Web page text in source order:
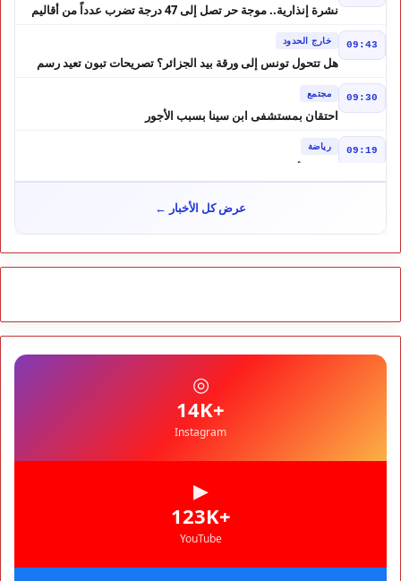
نشرة إنذارية.. موجة حر تصل إلى 47 درجة تضرب عدداً من أقاليم
09:43 خارج الحدود
هل تتحول تونس إلى ورقة بيد الجزائر؟ تصريحات تبون تعيد رسم
09:30 مجتمع
احتقان بمستشفى ابن سينا بسبب الأجور
09:19 رياضة
لبؤات الأطلس إلى ربع النهائي في الصدارة
كيف تحولت إشاعة إلى موجة هجرة ؟ حكم المحكمة العليا الإسبانية
أشعل أزمة سبتة
10:46 مجتمع
طقس الاثنين بالمغرب.. أجواء حارة بعدد من المناطق ورعود مرتقبة
مجتمع
زيادة مفاجئة في أسعار المحروقات بالمغرب.. درهم إضافي للغازوال
والبنزين ابتداءً من منتصف الليل
عرض كل الأخبار ←
◎
+14K
Instagram
▶
+123K
YouTube